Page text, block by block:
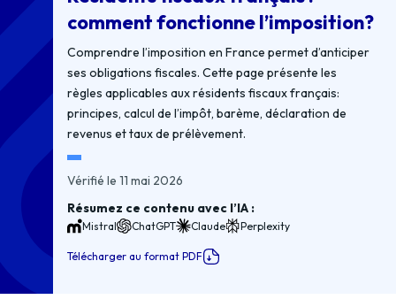
comment fonctionne l’imposition?
Comprendre l’imposition en France permet d’anticiper
ses obligations fiscales. Cette page présente les
règles applicables aux résidents fiscaux français:
principes, calcul de l’impôt, barème, déclaration de
revenus et taux de prélèvement.
Vérifié le 11 mai 2026
Résumez ce contenu avec l’IA :
Mistral ChatGPT Claude Perplexity
Télécharger au format PDF